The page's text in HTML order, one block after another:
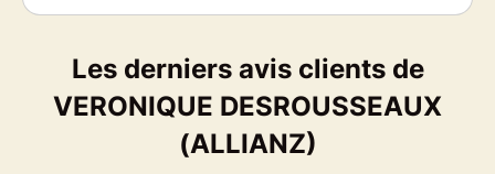
Les derniers avis clients de
VERONIQUE DESROUSSEAUX
(ALLIANZ)